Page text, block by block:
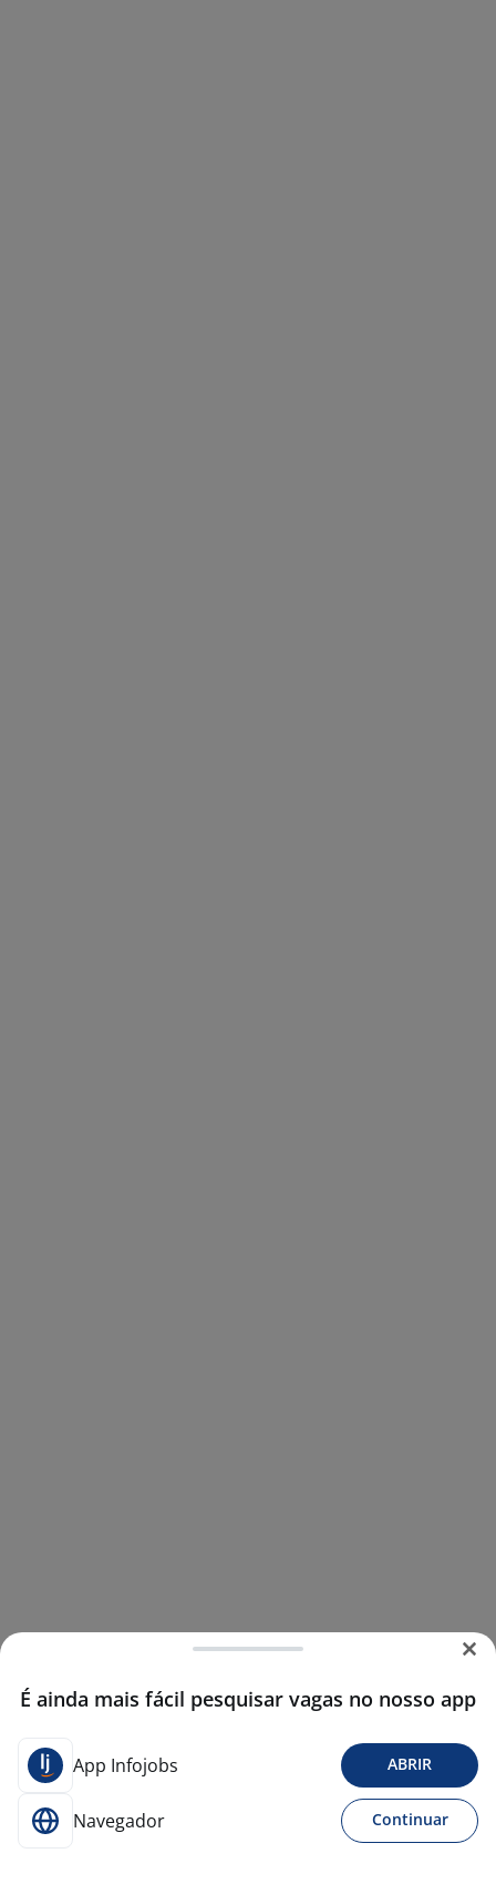
É ainda mais fácil pesquisar vagas no nosso app
App Infojobs ABRIR
Navegador Continuar